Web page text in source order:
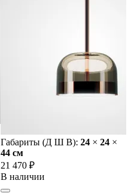
Габариты (Д Ш В): 24 × 24 ×
44 cм
21 470 ₽
В наличии